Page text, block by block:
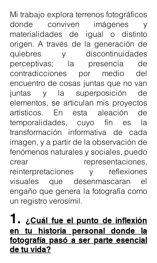
Mi trabajo explora terrenos fotográficos
donde conviven imágenes y
materialidades de igual o distinto
origen. A través de la generación de
quiebres y discontinuidades
perceptivas; la presencia de
contradicciones por medio del
encuentro de cosas juntas que no van
juntas y la superposición de
elementos, se articulan mis proyectos
artísticos. En esta aleación de
temporalidades, cuyo fin es la
transformación informativa de cada
imagen, y a partir de la observación de
fenómenos naturales y sociales, puedo
crear representaciones,
reinterpretaciones y reflexiones
visuales que desenmascaran el
engaño que genera la fotografía como
un registro verosímil.
1.
¿Cuál fue el punto de inflexión
en tu historia personal donde la
fotografía pasó a ser parte esencial
de tu vida?